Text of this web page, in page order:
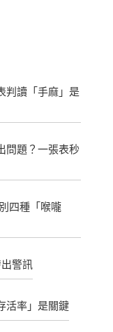
判讀「手麻」是
問題？一張表秒
四種「喉嚨
警訊
活率」是關鍵